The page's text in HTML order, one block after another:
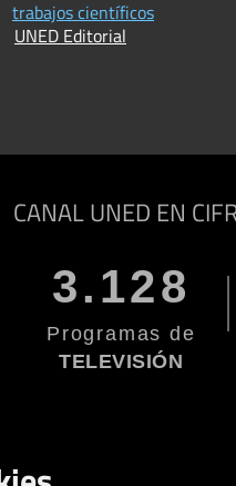
trabajos científicos
UNED Editorial
CANAL UNED EN
3.128
Programas de
TELEVISIÓN